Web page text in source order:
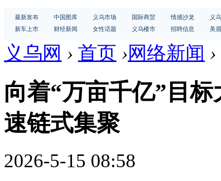
最新发布 中国图库 义乌市场 国际商贸 情感沙龙
义
新车上市
财经新闻 女性话题 义乌楼市 招聘信息 美
义乌网 › 首页 ›网络新闻 ›
向着“万亩千亿”目
速链式集聚
2026-5-15 08:58